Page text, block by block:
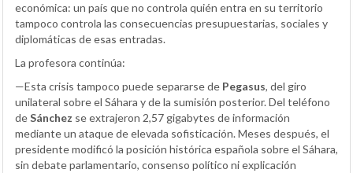
económica: un país que no controla quién entra en su territorio
tampoco controla las consecuencias presupuestarias, sociales y
diplomáticas de esas entradas.
La profesora continúa:
—Esta crisis tampoco puede separarse de Pegasus, del giro
unilateral sobre el Sáhara y de la sumisión posterior. Del teléfono
deSánchez se extrajeron 2,57 gigabytes de información
mediante un ataque de elevada sofisticación. Meses después, el
presidente modificó la posición histórica española sobre el Sáhara,
sin debate parlamentario, consenso político ni explicación